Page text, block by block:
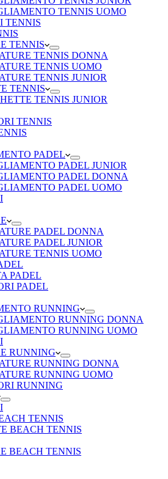
TENNIS UOMO
TENNIS
TENNIS
TENNIS DONNA
TENNIS UOMO
TENNIS JUNIOR
TENNIS
TENNIS JUNIOR
TENNIS
PADEL
PADEL JUNIOR
PADEL DONNA
PADEL UOMO
PADEL DONNA
PADEL JUNIOR
TENNIS UOMO
PADEL
PADEL
RUNNING
RUNNING DONNA
RUNNING UOMO
RUNNING
RUNNING DONNA
RUNNING UOMO
RUNNING
TENNIS
BEACH TENNIS
BEACH TENNIS